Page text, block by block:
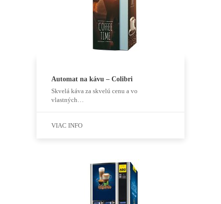
Automat na kávu – Colibri
Skvelá káva za skvelú cenu a vo
vlastných…
VIAC INFO